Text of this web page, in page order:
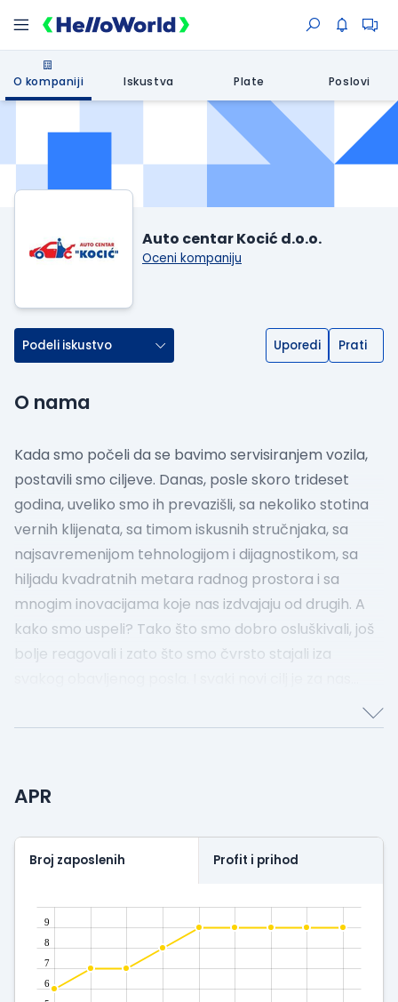
O kompaniji Iskustva Plate Poslovi
Auto centar Kocić d.o.o.
Oceni kompaniju
Podeli iskustvo Uporedi Prati
O nama
Kada smo počeli da se bavimo servisiranjem vozila,
postavili smo ciljeve. Danas, posle skoro trideset
godina, uveliko smo ih prevazišli, sa nekoliko stotina
vernih klijenata, sa timom iskusnih stručnjaka, sa
najsavremenijom tehnologijom i dijagnostikom, sa
hiljadu kvadratnih metara radnog prostora i sa
mnogim inovacijama koje nas izdvajaju od drugih. A
kako smo uspeli? Tako što smo dobro osluškivali, još
bolje reagovali i zato što smo čvrsto stajali iza
samo još jedan izazov na putu, a mi rado pomeramo
granice i postavljamo još viša očekivanja.Zato, na
APR
Broj zaposlenih Profit i prihod
6
7
8
9